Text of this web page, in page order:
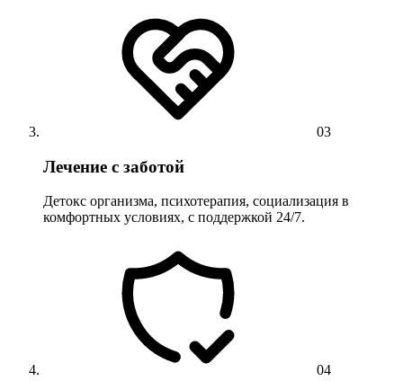
03
Лечение с заботой
Детокс организма, психотерапия, социализация в
комфортных условиях, с поддержкой 24/7.
04